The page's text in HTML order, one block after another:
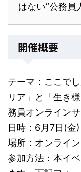
はない”公務員
開催概要
テーマ：ここで
リア」と「生き
務員オンラインサ
日時：6月7日(
場所：オンライ
参加方法：本イ